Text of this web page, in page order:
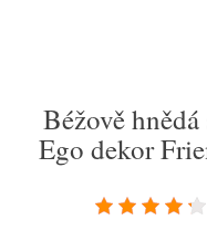
Béžově
Ego dekor